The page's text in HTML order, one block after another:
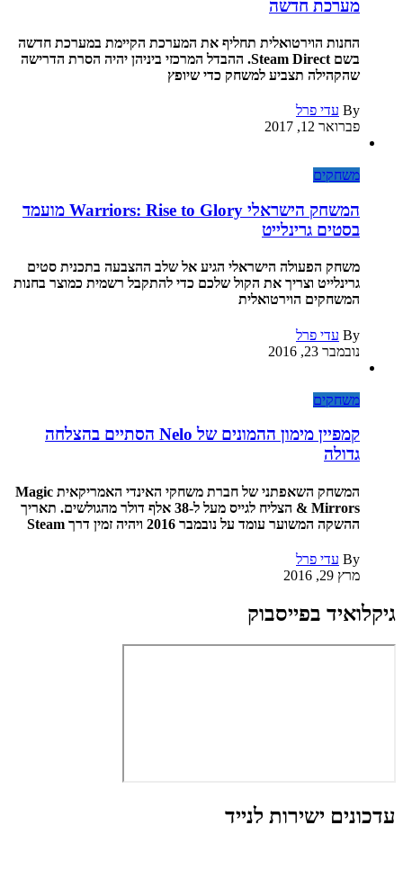
מערכת חדשה
החנות הוירטואלית תחליף את המערכת הקיימת במערכת חדשה
בשם Steam Direct. ההבדל המרכזי ביניהן יהיה הסרת הדרישה
שהקהילה תצביע למשחק כדי שיופץ
By עדי פרל
פברואר 12, 2017
משחקים
המשחק הישראלי Warriors: Rise to Glory מועמד
בסטים גרינלייט
משחק הפעולה הישראלי הגיע אל שלב ההצבעה בתכנית סטים
גרינלייט וצריך את הקול שלכם כדי להתקבל רשמית כמוצר בחנות
המשחקים הוירטואלית
By עדי פרל
נובמבר 23, 2016
משחקים
קמפיין מימון ההמונים של Nelo הסתיים בהצלחה
גדולה
המשחק השאפתני של חברת משחקי האינדי האמריקאית Magic
& Mirrors הצליח לגייס מעל ל-38 אלף דולר מהגולשים. תאריך
ההשקה המשוער עומד על נובמבר 2016 ויהיה זמין דרך Steam
By עדי פרל
מרץ 29, 2016
גיקלואיד בפייסבוק
עדכונים ישירות לנייד